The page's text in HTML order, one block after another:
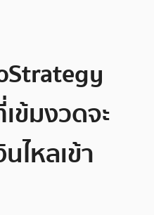
ข้มงวดจะ
ไหลเข้า